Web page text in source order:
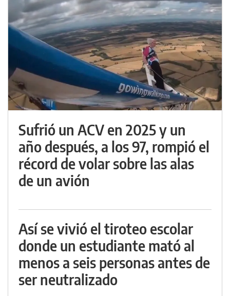
Sufrió un ACV en 2025 y un
año después, a los 97, rompió el
récord de volar sobre las alas
de un avión
Así se vivió el tiroteo escolar
donde un estudiante mató al
menos a seis personas antes de
ser neutralizado